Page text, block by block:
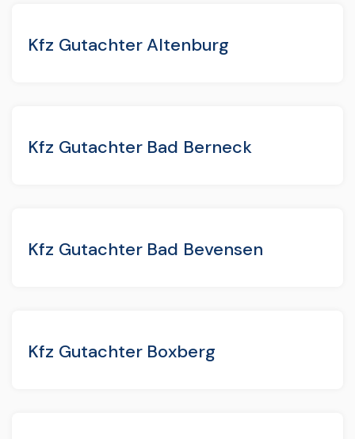
Kfz Gutachter Altenburg
Kfz Gutachter Bad Berneck
Kfz Gutachter Bad Bevensen
Kfz Gutachter Boxberg